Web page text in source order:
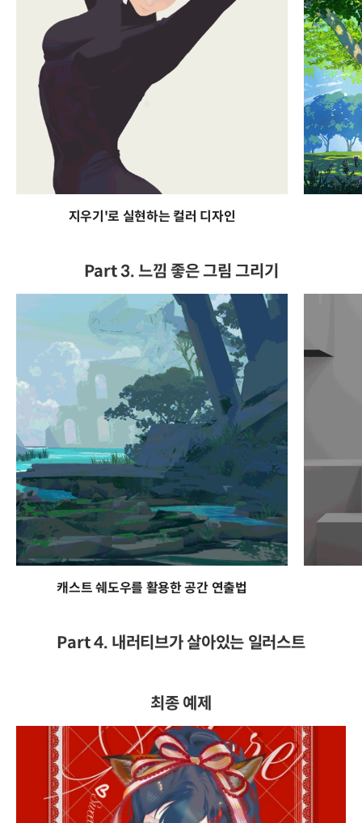
지우기'로 실현하는 컬러 디자인
Part 3. 느낌 좋은 그림 그리기
캐스트 쉐도우를 활용한 공간 연출법
Part 4. 내러티브가 살아있는 일러스트
최종 예제